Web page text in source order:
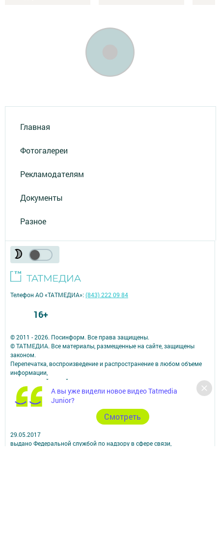
Главная
Фотогалереи
Рекламодателям
Документы
Разное
А вы уже видели новое видео Tatmedia
Junior?
Cмотреть
© 2011 - 2026. Посинформ. Все права защищены.
© ТАТМЕДИА. Все материалы, размещенные на сайте, защищены
законом.
Перепечатка, воспроизведение и распространение в любом объеме
информации,
размещенной на сайте, возможна только с письменного согласия
редакций СМИ.
При поддержке Республиканского агентства по печати и массовым
коммуникациям.
Наименование СМИ: Посинформ
№ свидетельства о регистрации СМИ, дата: ЭЛ № ФС 77 - 69869 от
29.05.2017
выдано Федеральной службой по надзору в сфере связи,
Телефон АО «ТАТМЕДИА»:(843) 222 09 84
16+